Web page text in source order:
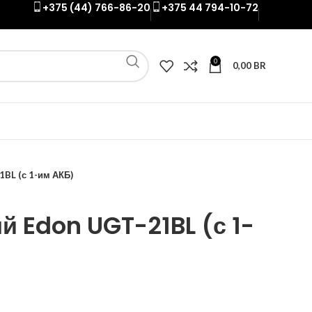
+375 (44) 766-86-20 +375 44 794-10-72
0 0,00 BR
(с 1-им АКБ)
UGT-21BL (с 1-